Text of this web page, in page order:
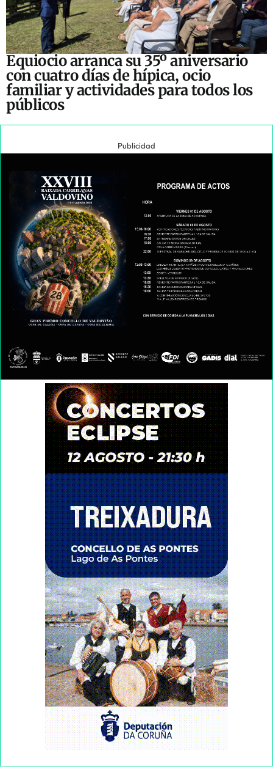
Equiocio arranca su 35º aniversario
con cuatro días de hípica, ocio
familiar y actividades para todos los
públicos
Publicidad